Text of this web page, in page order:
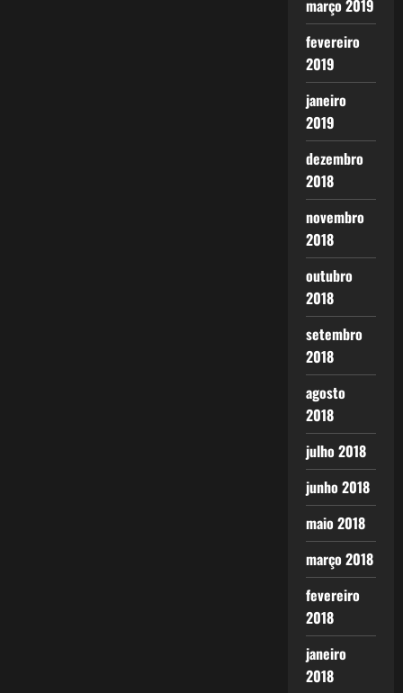
março 2019
fevereiro
2019
janeiro
2019
dezembro
2018
novembro
2018
outubro
2018
setembro
2018
agosto
2018
julho 2018
junho 2018
maio 2018
março 2018
fevereiro
2018
janeiro
2018